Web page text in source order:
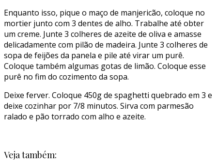
Enquanto isso, pique o maço de manjericão, coloque no
mortier junto com 3 dentes de alho. Trabalhe até obter
um creme. Junte 3 colheres de azeite de oliva e amasse
delicadamente com pilão de madeira. Junte 3 colheres de
sopa de feijões da panela e pile até virar um purê.
Coloque também algumas gotas de limão. Coloque esse
purê no fim do cozimento da sopa.
Deixe ferver. Coloque 450g de spaghetti quebrado em 3 e
deixe cozinhar por 7/8 minutos. Sirva com parmesão
ralado e pão torrado com alho e azeite.
Veja também: